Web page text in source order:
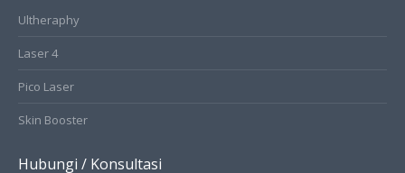
Ultheraphy
Laser 4
Pico Laser
Skin Booster
Hubungi / Konsultasi